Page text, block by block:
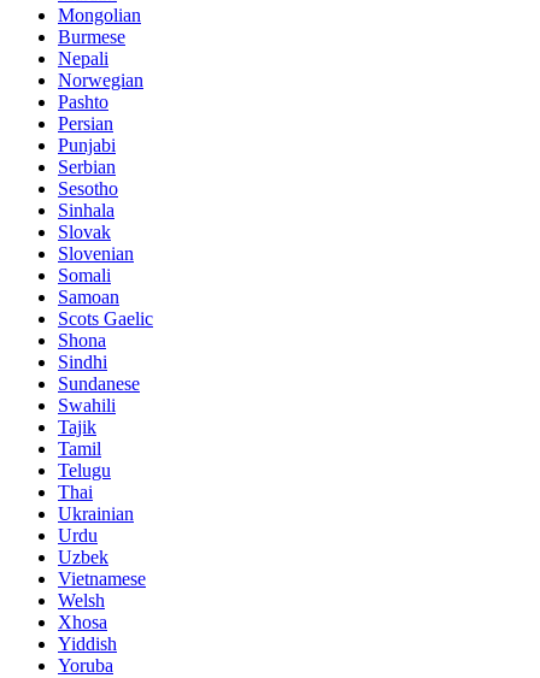
Mongolian
Burmese
Nepali
Norwegian
Pashto
Persian
Punjabi
Serbian
Sesotho
Sinhala
Slovak
Slovenian
Somali
Samoan
Scots Gaelic
Shona
Sindhi
Sundanese
Swahili
Tajik
Tamil
Telugu
Thai
Ukrainian
Urdu
Uzbek
Vietnamese
Welsh
Xhosa
Yiddish
Yoruba